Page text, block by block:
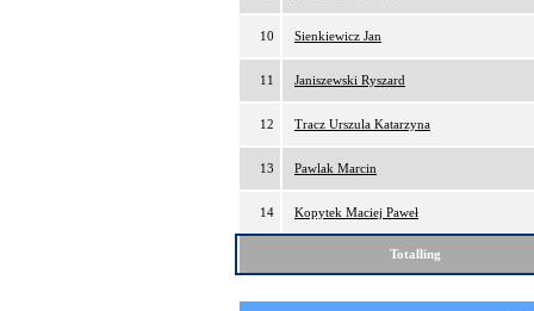
10 Sienkiewicz Jan
11 Janiszewski Ryszard
12 Tracz Urszula Katarzyna
13 Pawlak Marcin
14 Kopytek Maciej Paweł
Totalling